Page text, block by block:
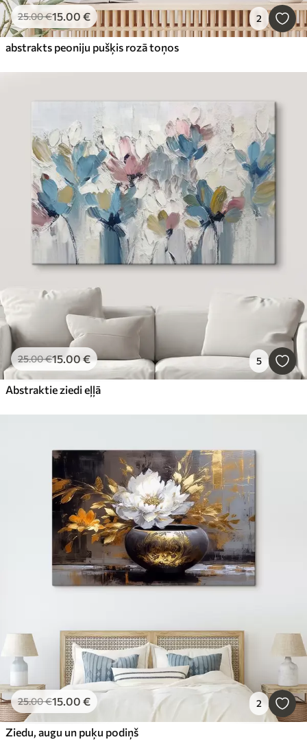
25.00€15.00 € 2
abstrakts peoniju pušķis rozā toņos
25.00€15.00€ 5
Abstraktie ziedi eļļā
25.00€15.00 € 2
Ziedu, augu un puķu podiņš